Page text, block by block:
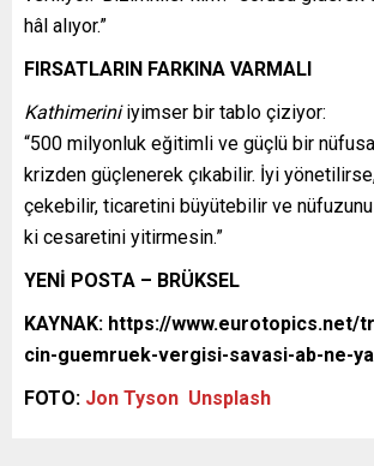
hâl alıyor.”
FIRSATLARIN FARKINA VARMALI
Kathimeriniiyimser bir tablo çiziyor:
“500 milyonluk eğitimli ve güçlü bir
krizden güçlenerek çıkabilir. İyi yönetilirse,
çekebilir, ticaretini büyütebilir ve nüfuzunu
ki cesaretini yitirmesin.”
YENİ POSTA – BRÜKSEL
KAYNAK: https://www.eurotopics.net/
cin-guemruek-vergisi-savasi-ab-ne-
FOTO: Jon Tyson Unsplash